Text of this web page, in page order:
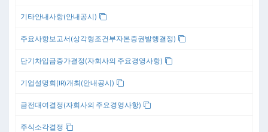
기타안내사항(안내공시)
주요사항보고서(상각형조건부자본증권발행결정)
단기차입금증가결정(자회사의 주요경영사항)
기업설명회(IR)개최(안내공시)
금전대여결정(자회사의 주요경영사항)
주식소각결정